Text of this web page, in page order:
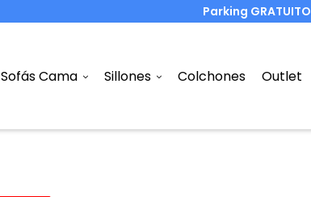
Parking GRATUITO
Sofás Cama Sillones Colchones Outlet